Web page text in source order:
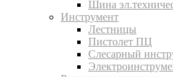
Шина
Инструмент
Лестницы
Пистолет ПЦ
Слесарный